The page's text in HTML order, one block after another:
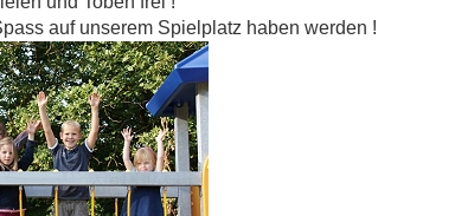
auf unserem Spielplatz haben werden !